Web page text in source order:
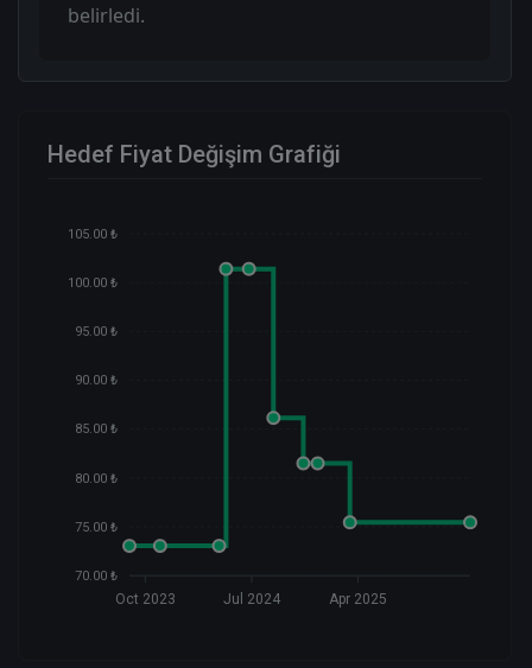
belirledi.
Hedef Fiyat Değişim Grafiği
105.00 ₺
100.00 ₺
95.00 ₺
90.00 ₺
85.00 ₺
80.00 ₺
75.00 ₺
70.00 ₺
Oct 2023 Jul 2024 Apr 2025